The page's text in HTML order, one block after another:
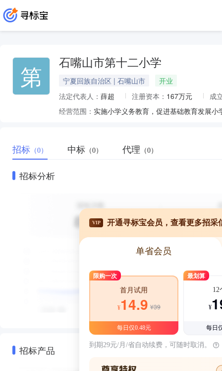
第 石嘴山市第十二小学
宁夏回族自治区 | 石嘴山市
开业
法定代表人： 薛超 注册资本： 167万元
成
经营范围： 实施小学义务教育，促进基础教育发展小
招标 （0） 中标 （0） 代理 （0）
招标分析
招标产品
VIP 开通寻标宝会员，查看更多招采
单省会员
限购一次
首月试用
¥14.9 ¥39
每日仅0.48元
最划算
12
¥
每日
到期29元/月/省自动续费，可随时取消。